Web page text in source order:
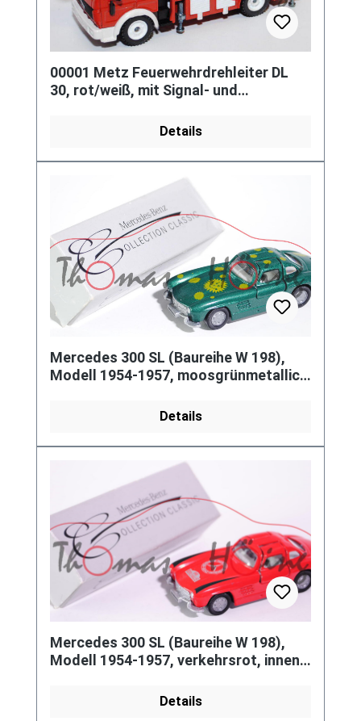
00001 Metz Feuerwehrdrehleiter DL
30, rot/weiß, mit Signal- und
Details
Mercedes 300 SL (Baureihe W 198),
Modell 1954-1957, moosgrünmetallic,
Details
Mercedes 300 SL (Baureihe W 198),
Modell 1954-1957, verkehrsrot, innen
Details